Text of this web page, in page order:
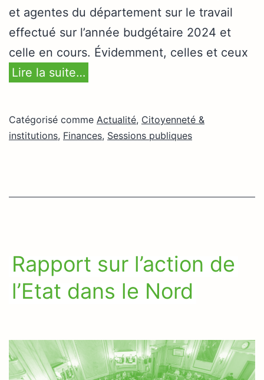
et agentes du département sur le travail
effectué sur l’année budgétaire 2024 et
celle en cours. Évidemment, celles et ceux
Lire la suite…
Catégorisé comme Actualité, Citoyenneté &
institutions, Finances, Sessions publiques
Rapport sur l’action de
l’Etat dans le Nord